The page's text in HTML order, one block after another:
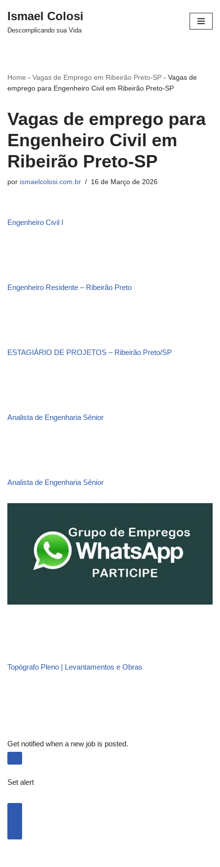
Avançar
Ismael Colosi
Descomplicando sua Vida
Home - Vagas de Emprego em Ribeirão Preto-SP - Vagas de
emprego para Engenheiro Civil em Ribeirão Preto-SP
Vagas de emprego para
Engenheiro Civil em
Ribeirão Preto-SP
por ismaelcolosi.com.br 16 de Março de 2026
Engenheiro Civil I
Engenheiro Residente – Ribeirão Preto
ESTAGIÁRIO DE PROJETOS – Ribeirão Preto/SP
Analista de Engenharia Sênior
Analista de Engenharia Sênior
Topógrafo Pleno | Levantamentos e Obras
Get notified when a new job is posted.
Set alert